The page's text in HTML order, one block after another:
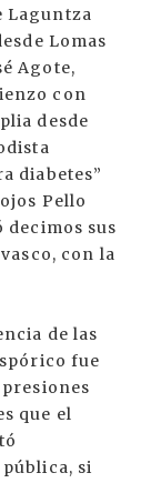
Laguntza
Lomas
Agote,
con
desde
diabetes”
Pello
sus
con la
de las
fue
que el
si